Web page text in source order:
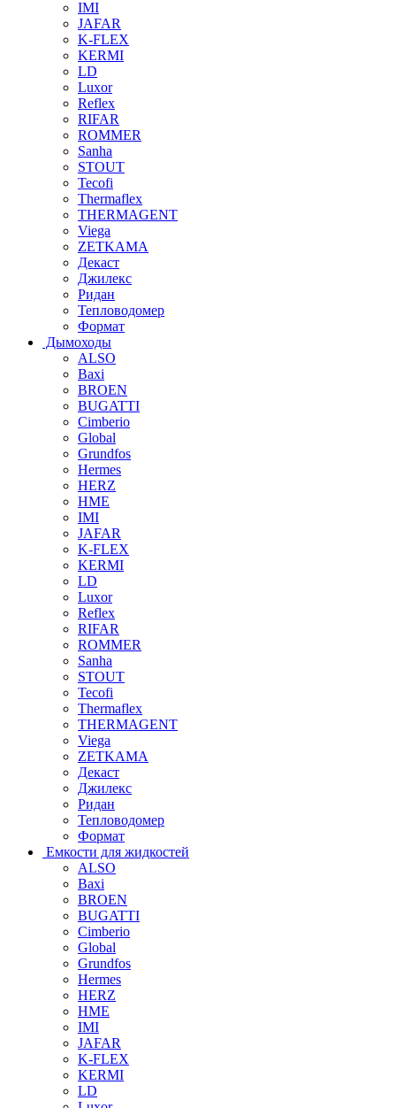
IMI
JAFAR
K-FLEX
KERMI
LD
Luxor
Reflex
RIFAR
ROMMER
Sanha
STOUT
Tecofi
Thermaflex
THERMAGENT
Viega
ZETKAMA
Декаст
Джилекс
Ридан
Тепловодомер
Формат
Дымоходы
ALSO
Baxi
BROEN
BUGATTI
Cimberio
Global
Grundfos
Hermes
HERZ
HME
IMI
JAFAR
K-FLEX
KERMI
LD
Luxor
Reflex
RIFAR
ROMMER
Sanha
STOUT
Tecofi
Thermaflex
THERMAGENT
Viega
ZETKAMA
Декаст
Джилекс
Ридан
Тепловодомер
Формат
Емкости для жидкостей
ALSO
Baxi
BROEN
BUGATTI
Cimberio
Global
Grundfos
Hermes
HERZ
HME
IMI
JAFAR
K-FLEX
KERMI
LD